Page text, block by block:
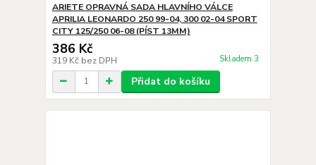
ARIETE OPRAVNÁ SADA HLAVNÍHO VÁLCE
APRILIA LEONARDO 250 99-04, 300 02-04 SPORT
CITY 125/250 06-08 (PÍST 13MM)
386 Kč
319 Kč bez DPH Skladem 3
Přidat do košíku